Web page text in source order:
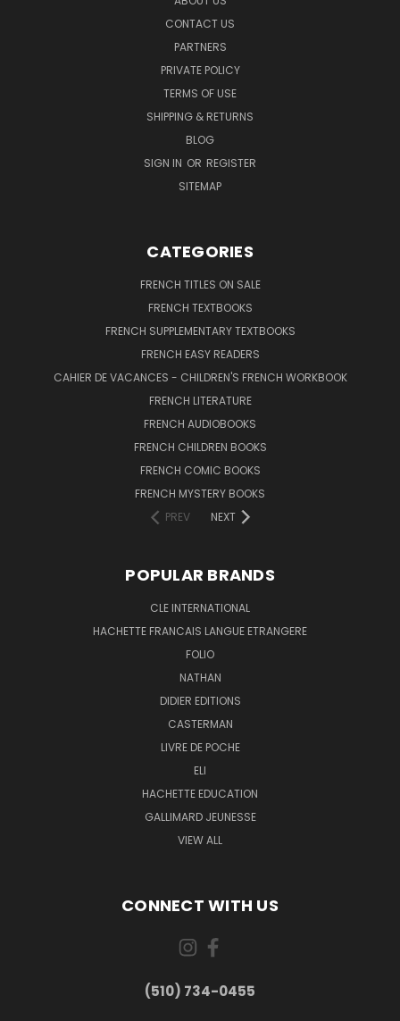
CONTACT US
PARTNERS
PRIVATE POLICY
TERMS OF USE
SHIPPING & RETURNS
BLOG
SIGN IN OR REGISTER
SITEMAP
CATEGORIES
FRENCH TITLES ON SALE
FRENCH TEXTBOOKS
FRENCH SUPPLEMENTARY TEXTBOOKS
FRENCH EASY READERS
CAHIER DE VACANCES - CHILDREN'S FRENCH WORKBOOK
FRENCH LITERATURE
FRENCH AUDIOBOOKS
FRENCH CHILDREN BOOKS
FRENCH COMIC BOOKS
FRENCH MYSTERY BOOKS
PREV
NEXT
POPULAR BRANDS
CLE INTERNATIONAL
HACHETTE FRANCAIS LANGUE ETRANGERE
FOLIO
NATHAN
DIDIER EDITIONS
CASTERMAN
LIVRE DE POCHE
ELI
HACHETTE EDUCATION
GALLIMARD JEUNESSE
VIEW ALL
CONNECT WITH US
(510) 734-0455